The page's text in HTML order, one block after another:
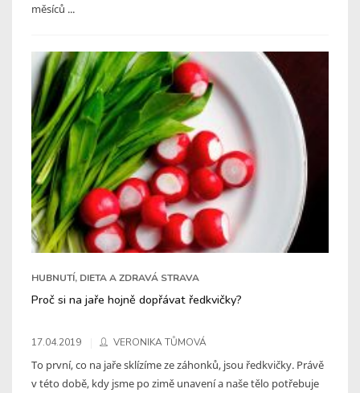
měsíců ...
HUBNUTÍ, DIETA A ZDRAVÁ STRAVA
Proč si na jaře hojně dopřávat ředkvičky?
17.04.2019 VERONIKA TŮMOVÁ
To první, co na jaře sklízíme ze záhonků, jsou ředkvičky. Právě
v této době, kdy jsme po zimě unavení a naše tělo potřebuje